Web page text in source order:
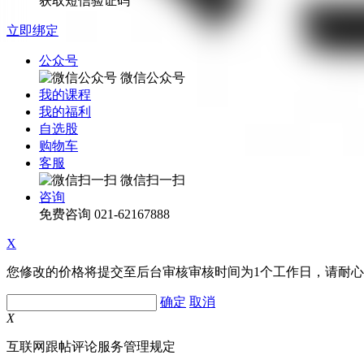
立即绑定
公众号
微信公众号
我的课程
我的福利
自选股
购物车
客服
微信扫一扫
咨询
免费咨询 021-62167888
X
您修改的价格将提交至后台审核审核时间为1个工作日，请耐
确定 取消
X
互联网跟帖评论服务管理规定